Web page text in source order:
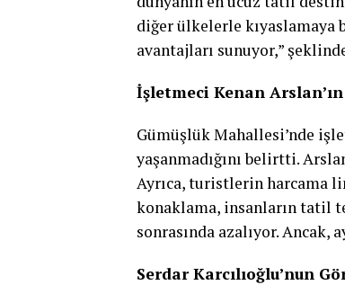
diğer ülkelerle
avantajları sunuyor,”
İşletmeci Kenan
Gümüşlük Mahallesi’nde
yaşanmadığını belirtti.
Ayrıca, turistlerin harcama
konaklama, insanların tatil
sonrasında azalıyor.
Serdar Karcılıoğlu’nun